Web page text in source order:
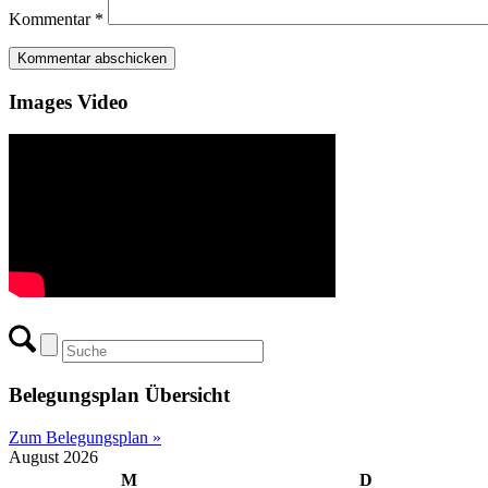
Kommentar *
Images Video
Belegungsplan Übersicht
Zum Belegungsplan »
August 2026
M
D